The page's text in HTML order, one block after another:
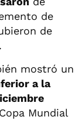
de
de
.
mostró un
a la
Mundial